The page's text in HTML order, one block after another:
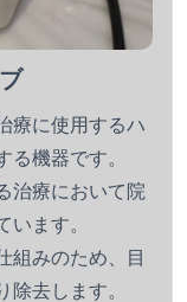
療に使用するハ
る機器です。
治療において院
います。
組みのため、目
除去します。